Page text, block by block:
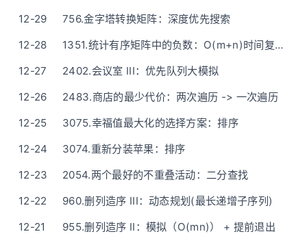
12-29
756.金字塔转换矩阵：深度优先搜索
12-28
1351.统计有序矩阵中的负数：O(m+n)时间复杂度——抽象题解
12-27
2402.会议室 III：优先队列大模拟
12-26
2483.商店的最少代价：两次遍历 -> 一次遍历
12-25
3075.幸福值最大化的选择方案：排序
12-24
3074.重新分装苹果：排序
12-23
2054.两个最好的不重叠活动：二分查找
12-22
960.删列造序 III：动态规划(最长递增子序列)
12-21
955.删列造序 II：模拟（O(mn)） + 提前退出